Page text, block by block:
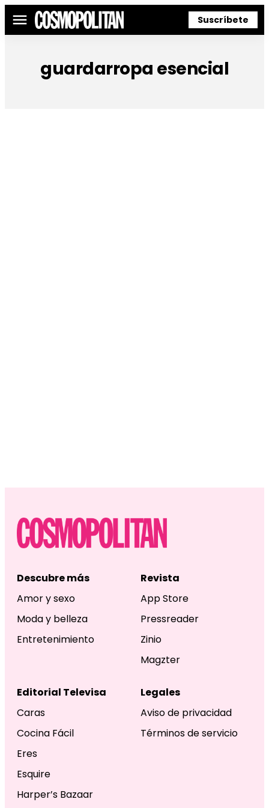
Menú Suscríbete
guardarropa esencial
Descubre más
Amor y sexo
Moda y belleza
Entretenimiento
Revista
App Store
Pressreader
Zinio
Magzter
Editorial Televisa
Caras
Cocina Fácil
Eres
Esquire
Harper’s Bazaar
Legales
Aviso de privacidad
Términos de servicio